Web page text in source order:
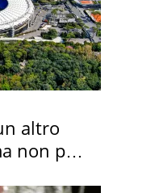
altro
non per